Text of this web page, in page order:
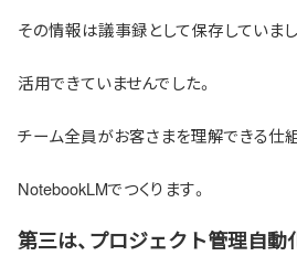
その情報は議事録として保存していまし
活用できていませんでした。
チーム全員がお客さまを理解できる仕
NotebookLMでつくります。
第三は、プロジェクト管理自動